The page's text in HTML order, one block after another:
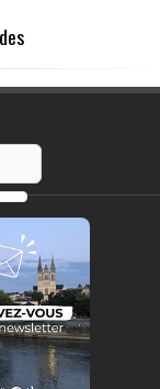
https://radio-g.fr?14622